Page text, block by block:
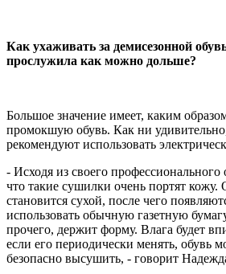
Как ухаживать за демисезонной
прослужила как можно дольше?
Большое значение имеет, каким
промокшую обувь. Как ни
рекомендуют использовать
- Исходя из своего профессионального
что такие сушилки очень портят кожу.
становится сухой, после чего
использовать обычную газетную
прочего, держит форму. Влага будет
если его периодически менять, обувь
безопасно высушить, - говорит